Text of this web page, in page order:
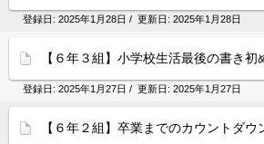
登録日: 2025年1月28日 / 更新日: 2025年1月28日
【６年３組】小学校生活最後の書き初
登録日: 2025年1月27日 / 更新日: 2025年1月27日
【６年２組】卒業までのカウントダウ